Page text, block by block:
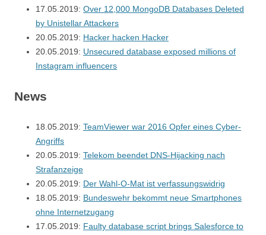
17.05.2019: Over 12,000 MongoDB Databases Deleted
by Unistellar Attackers
20.05.2019: Hacker hacken Hacker
20.05.2019: Unsecured database exposed millions of
Instagram influencers
News
18.05.2019: TeamViewer war 2016 Opfer eines Cyber-
Angriffs
20.05.2019: Telekom beendet DNS-Hijacking nach
Strafanzeige
20.05.2019: Der Wahl-O-Mat ist ver­fas­sungs­widrig
18.05.2019: Bundeswehr bekommt neue Smartphones
ohne Internetzugang
17.05.2019: Faulty database script brings Salesforce to